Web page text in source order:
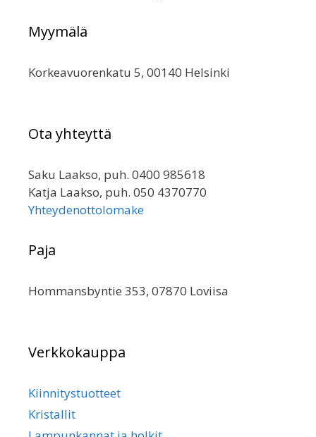
Myymälä
Korkeavuorenkatu 5, 00140 Helsinki
Ota yhteyttä
Saku Laakso, puh. 0400 985618
Katja Laakso, puh. 050 4370770
Yhteydenottolomake
Paja
Hommansbyntie 353, 07870 Loviisa
Verkkokauppa
Kiinnitystuotteet
Kristallit